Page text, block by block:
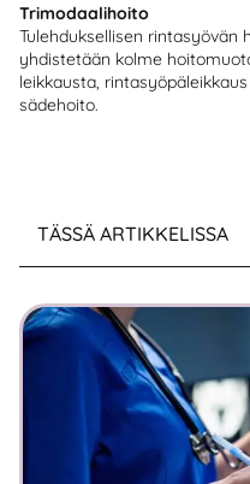
Trimodaalihoito
Tulehduksellisen rintasyövän
yhdistetään kolme
leikkausta,
sädehoito.
TÄSSÄ ARTIKKELISSA